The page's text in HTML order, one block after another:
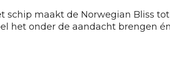
maakt de Norwegian Bliss
het onder de aandacht brengen